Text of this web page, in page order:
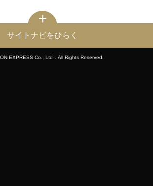
サイトナビをひらく
EXPRESS Co., Ltd．All Rights Reserved.